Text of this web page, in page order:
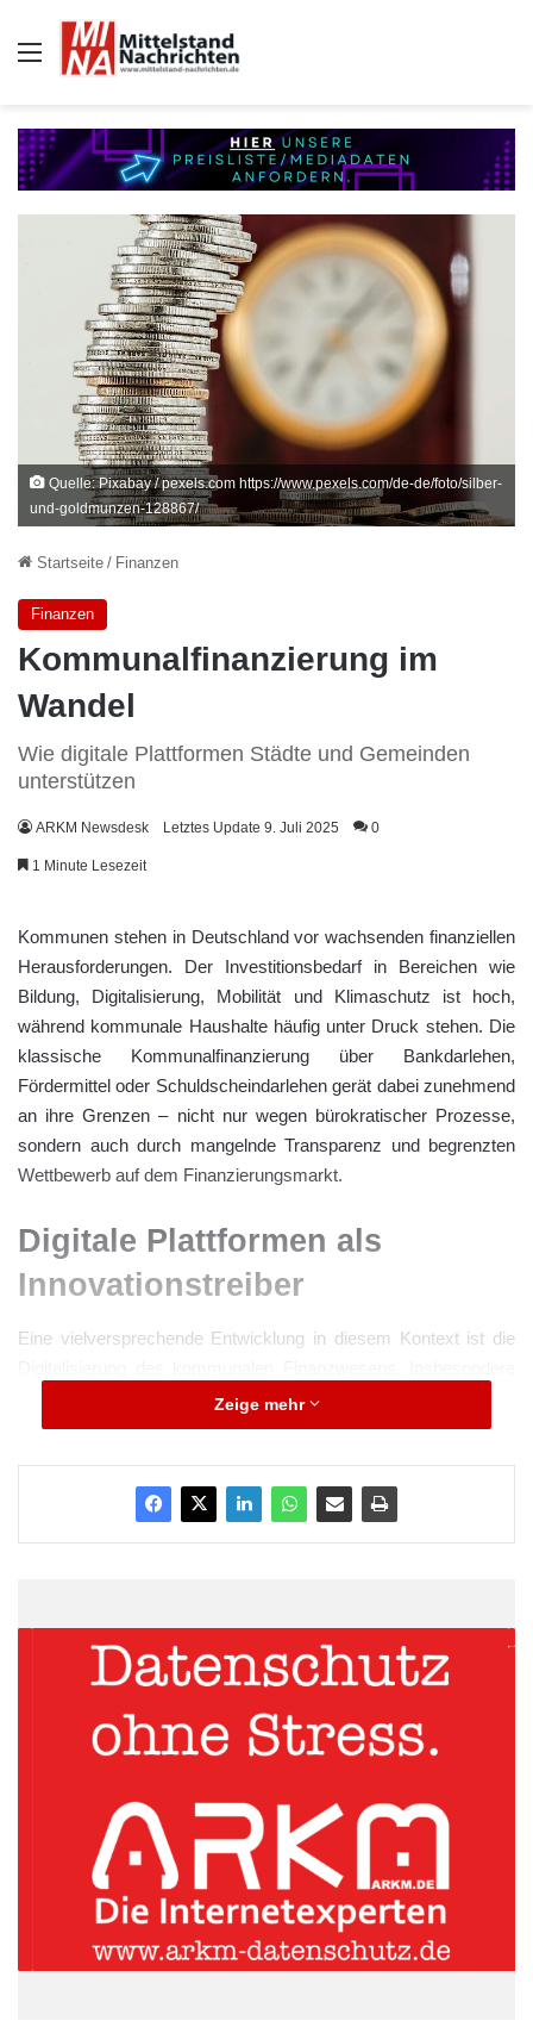
Auswahl
Quelle: Pixabay / pexels.com https://www.pexels.com/de-de/foto/silber-
und-goldmunzen-128867/
Startseite / Finanzen
Finanzen
Kommunalfinanzierung im
Wandel
Wie digitale Plattformen Städte und Gemeinden
unterstützen
ARKM Newsdesk Letztes Update 9. Juli 2025 0
1 Minute Lesezeit
Kommunen stehen in Deutschland vor wachsenden finanziellen
Herausforderungen. Der Investitionsbedarf in Bereichen wie
Bildung, Digitalisierung, Mobilität und Klimaschutz ist hoch,
während kommunale Haushalte häufig unter Druck stehen. Die
klassische Kommunalfinanzierung über Bankdarlehen,
Fördermittel oder Schuldscheindarlehen gerät dabei zunehmend
an ihre Grenzen – nicht nur wegen bürokratischer Prozesse,
sondern auch durch mangelnde Transparenz und begrenzten
Wettbewerb auf dem Finanzierungsmarkt.
Digitale Plattformen als
Innovationstreiber
Eine vielversprechende Entwicklung in diesem Kontext ist die
digitale Marktplätze und Ausschreibungsplattformen bieten
Kommunen neue Möglichkeiten, ihre Finanzierungsvorhaben
für Kommunalfinanzierungist komuno.de. Sie wurde speziell
entwickelt, um Städte, Gemeinden und kommunale
Unternehmen bei der digitalen Durchführung von
Effizienz, Transparenz und
Zeitgewinn
Auf Plattformen wie komuno können Kommunen
kurzer Zeit Angebote von verschiedenen Kapitalgebern –
darunter Banken, Sparkassen und institutionelle Investoren. Der
große Vorteil: Alle Angebote werden einheitlich und übersichtlich
dargestellt, was den Vergleich und die Entscheidung erheblich
erleichtert. Dadurch wird nicht nur der Wettbewerb zwischen
den Anbietern gefördert, sondern auch die Konditionen für die
Zeige mehr